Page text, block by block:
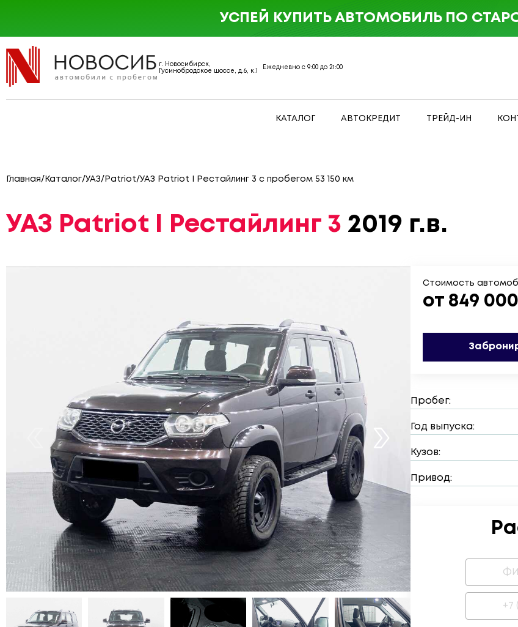
г. Новосибирск,
Гусинобродское шоссе, д.6, к.1
Ежедневно с 9:00 до 21:00
КАТАЛОГ АВТОКРЕДИТ ТРЕЙД-ИН
УСПЕЙ КУПИТЬ АВТОМОБИЛЬ ПО
Главная/ Каталог/УАЗ/ Patriot/УАЗ Patriot I Рестайлинг 3 с пробегом 53 150 км
УАЗ Patriot I Рестайлинг 3 2019 г.в.
Стоимость
от 849
Пробег:
Год выпуска:
Кузов:
Привод: